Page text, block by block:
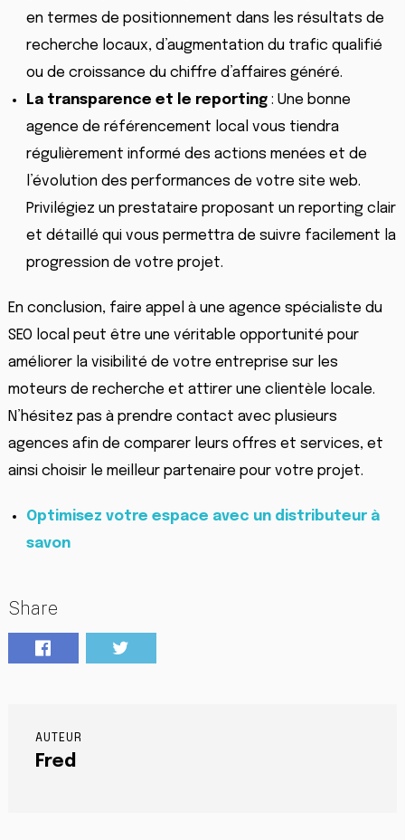
en termes de positionnement dans les résultats de
recherche locaux, d’augmentation du trafic qualifié
ou de croissance du chiffre d’affaires généré.
La transparence et le reporting: Une bonne
agence de référencement local vous tiendra
régulièrement informé des actions menées et de
l’évolution des performances de votre site web.
Privilégiez un prestataire proposant un reporting clair
et détaillé qui vous permettra de suivre facilement la
progression de votre projet.
En conclusion, faire appel à une agence spécialiste du
SEO local peut être une véritable opportunité pour
améliorer la visibilité de votre entreprise sur les
moteurs de recherche et attirer une clientèle locale.
N’hésitez pas à prendre contact avec plusieurs
agences afin de comparer leurs offres et services, et
ainsi choisir le meilleur partenaire pour votre projet.
Optimisez votre espace avec un distributeur à
savon
Share
AUTEUR
Fred